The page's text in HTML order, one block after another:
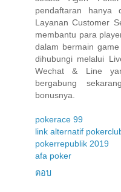
pendaftaran hanya
Layanan Customer
membantu para
dalam bermain
dihubungi melalui
Wechat & Line
bergabung
bonusnya.
pokerace 99
link alternatif
pokerrepublik 2019
afa poker
ตอบ